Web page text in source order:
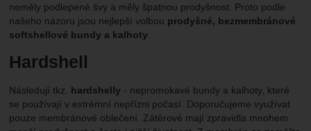
neměly podlepené švy a měly špatnou prodyšnost. Proto podle
našeho názoru jsou nejlepší volbou prodyšné, bezmembránové
softshellové bundy a kalhoty.
Hardshell
Následují tkz. hardshelly - nepromokavé bundy a kalhoty, které
se používají v extrémní nepřízni počasí. Doporučujeme využívat
pouze membránové oblečení. Zátěrové mají zpravidla mnohem